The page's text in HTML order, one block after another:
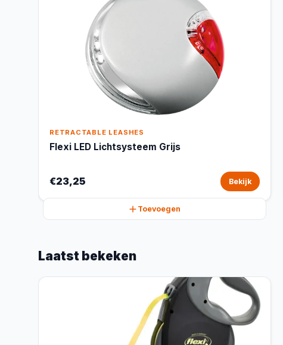
RETRACTABLE LEASHES
Flexi LED Lichtsysteem Grijs
€23,25 Bekijk
Toevoegen
Laatst bekeken